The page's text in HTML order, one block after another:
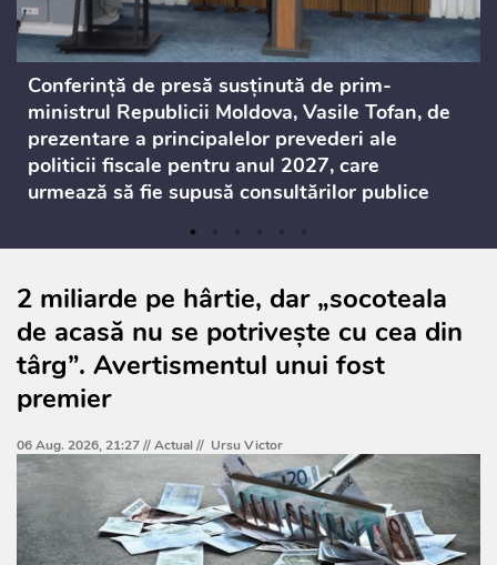
Conferință de presă susținută de prim-
ministrul Republicii Moldova, Vasile Tofan, de
prezentare a principalelor prevederi ale
politicii fiscale pentru anul 2027, care
urmează să fie supusă consultărilor publice
2 miliarde pe hârtie, dar „socoteala
de acasă nu se potrivește cu cea din
târg”. Avertismentul unui fost
premier
06 Aug. 2026, 21:27 //Actual// Ursu Victor